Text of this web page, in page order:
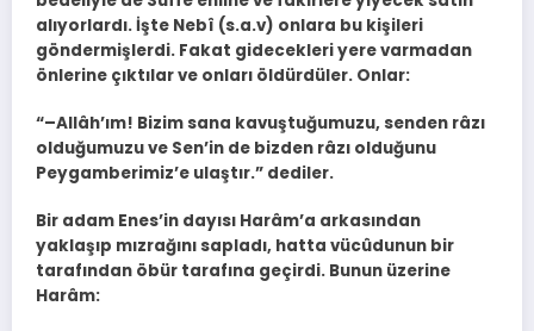
alıyorlardı. İşte Nebî (s.a.v) onlara bu kişileri
göndermişlerdi. Fakat gidecekleri yere varmadan
önlerine çıktılar ve onları öldürdüler. Onlar:
“–Allâh’ım! Bizim sana kavuştuğumuzu, senden râzı
olduğumuzu ve Sen’in de bizden râzı olduğunu
Peygamberimiz’e ulaştır.” dediler.
Bir adam Enes’in dayısı Harâm’a arkasından
yaklaşıp mızrağını sapladı, hatta vücûdunun bir
tarafından öbür tarafına geçirdi. Bunun üzerine
Harâm: